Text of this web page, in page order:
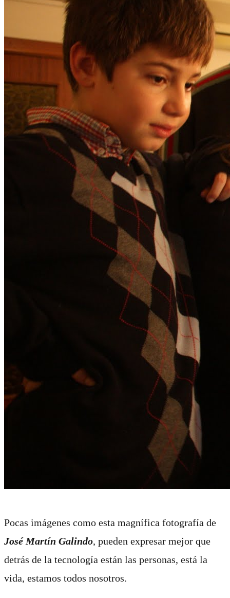
Pocas imágenes como esta magnífica fotografía de
José Martín Galindo, pueden expresar mejor que
detrás de la tecnología están las personas, está la
vida, estamos todos nosotros.